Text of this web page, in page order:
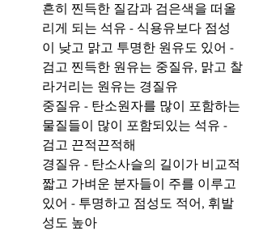
흔히 찐득한 질감과 검은색을 떠올
리게 되는 석유 - 식용유보다 점성
이 낮고 맑고 투명한 원유도 있어 -
검고 찐득한 원유는 중질유, 맑고 찰
라거리는 원유는 경질유
중질유 - 탄소원자를 많이 포함하는
물질들이 많이 포함되있는 석유 -
검고 끈적끈적해
경질유 - 탄소사슬의 길이가 비교적
짧고 가벼운 분자들이 주를 이루고
있어 - 투명하고 점성도 적어, 휘발
성도 높아